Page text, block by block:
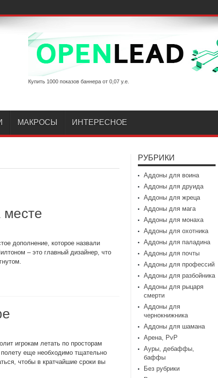
Купить 1000 показов баннера от 0,07 у.е.
МАКРОСЫ ИНТЕРЕСНОЕ
месте
дополнение, которое назвали
– это главный дизайнер, что
игрокам летать по просторам
еще необходимо тщательно
чтобы в кратчайшие сроки вы
РУБРИКИ
Аддоны для воина
Аддоны для друида
Аддоны для жреца
Аддоны для мага
Аддоны для монаха
Аддоны для охотника
Аддоны для паладина
Аддоны для почты
Аддоны для профессий
Аддоны для разбойника
Аддоны для рыцаря
смерти
Аддоны для
чернокнижника
Аддоны для шамана
Арена, PvP
Ауры, дебаффы,
баффы
Без рубрики